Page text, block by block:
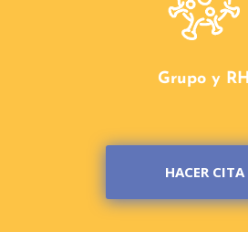
Grupo y RH
HACER CITA